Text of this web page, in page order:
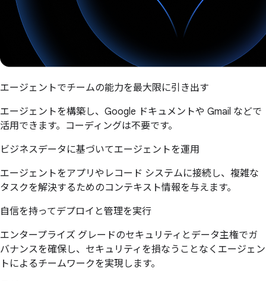
エージェントでチームの能力を最大限に引き出す
エージェントを構築し、Google ドキュメントや Gmail などで
活用できます。コーディングは不要です。
ビジネスデータに基づいてエージェントを運用
エージェントをアプリやレコード システムに接続し、複雑な
タスクを解決するためのコンテキスト情報を与えます。
自信を持ってデプロイと管理を実行
エンタープライズ グレードのセキュリティとデータ主権でガ
バナンスを確保し、セキュリティを損なうことなくエージェン
トによるチームワークを実現します。